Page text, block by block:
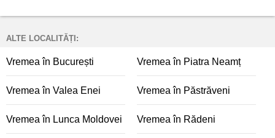
ALTE LOCALITĂȚI:
Vremea în București Vremea în Piatra Neamț
Vremea în Valea Enei Vremea în Păstrăveni
Vremea în Lunca Moldovei Vremea în Rădeni